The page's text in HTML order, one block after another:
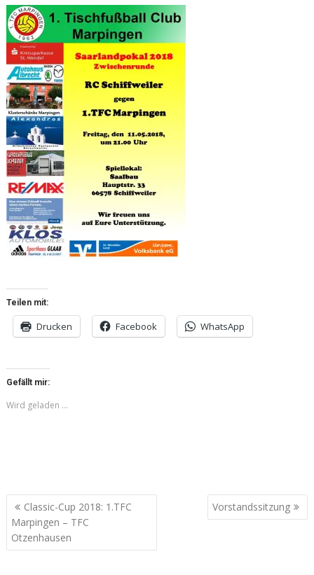
Teilen mit:
Drucken Facebook WhatsApp
Gefällt mir:
Wird geladen …
Beitragsnavigation
Classic-Cup 2018: 1.TFC
Marpingen – TFC
Otzenhausen
Vorstandssitzung